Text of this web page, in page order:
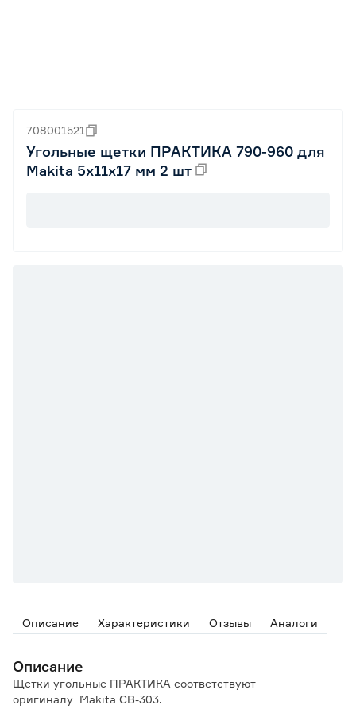
708001521
Угольные щетки ПРАКТИКА 790-960 для
Makita 5х11х17 мм 2 шт
Описание Характеристики Отзывы Аналоги
Описание
Щетки угольные ПРАКТИКА соответствуют
оригиналу Makita CB-303.